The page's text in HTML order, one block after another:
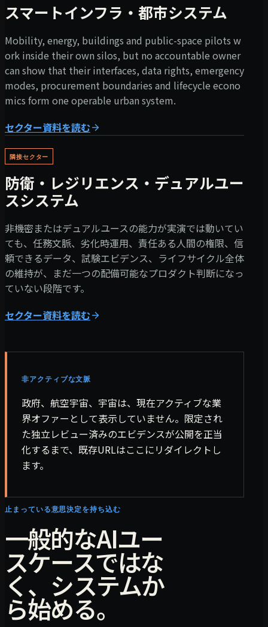
スマートインフラ・都市システム
Mobility, energy, buildings and public-space pilots w
ork inside their own silos, but no accountable owner
can show that their interfaces, data rights, emergency
modes, procurement boundaries and lifecycle econo
mics form one operable urban system.
セクター資料を読む
隣接セクター
防衛・レジリエンス・デュアルユー
スシステム
非機密またはデュアルユースの能力が実演では動いてい
ても、任務文脈、劣化時運用、責任ある人間の権限、信
頼できるデータ、試験エビデンス、ライフサイクル全体
の維持が、まだ一つの配備可能なプロダクト判断になっ
ていない段階です。
セクター資料を読む
非アクティブな文脈
政府、航空宇宙、宇宙は、現在アクティブな業
界オファーとして表示していません。限定され
た独立レビュー済みのエビデンスが公開を正当
化するまで、既存URLはここにリダイレクトし
ます。
止まっている意思決定を持ち込む
一般的なAIユー
スケースではな
く、システムか
ら始める。